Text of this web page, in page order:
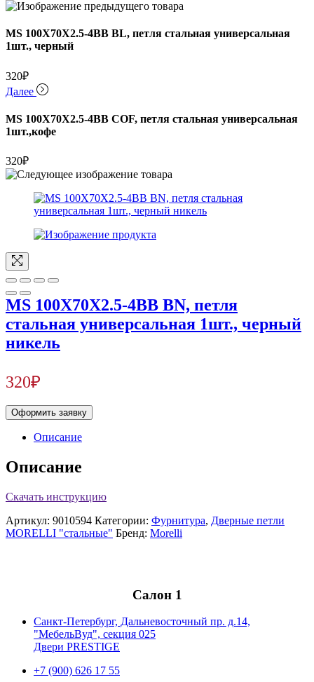
MS 100X70X2.5-4BB BL, петля стальная универсальная
1шт., черный
320₽
Далее
MS 100X70X2.5-4BB COF, петля стальная универсальная
1шт.,кофе
320₽
MS 100X70X2.5-4BB BN, петля
стальная универсальная 1шт., черный
никель
320₽
Оформить заявку
Описание
Описание
Скачать инструкцию
Артикул: 9010594 Категории: Фурнитура, Дверные петли
MORELLI "стальные" Бренд: Morelli
Салон 1
Санкт-Петербург, Дальневосточный пр. д.14,
"МебельВуд", секция 025
Двери PRESTIGE
+7 (900) 626 17 55